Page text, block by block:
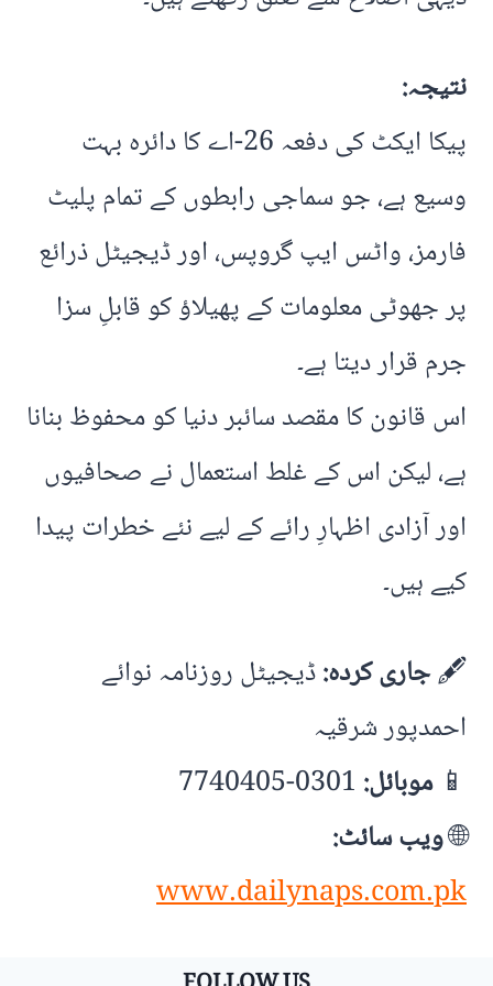
نتیجہ:
پیکا ایکٹ کی دفعہ 26-اے کا دائرہ بہت
وسیع ہے، جو سماجی رابطوں کے تمام پلیٹ
فارمز، واٹس ایپ گروپس، اور ڈیجیٹل ذرائع
پر جھوٹی معلومات کے پھیلاؤ کو قابلِ سزا
جرم قرار دیتا ہے۔
اس قانون کا مقصد سائبر دنیا کو محفوظ بنانا
ہے، لیکن اس کے غلط استعمال نے صحافیوں
اور آزادی اظہارِ رائے کے لیے نئے خطرات پیدا
کیے ہیں۔
🖋️جاری کردہ:ڈیجیٹل روزنامہ نوائے
احمدپور شرقیہ
📱موبائل:
🌐ویب سائٹ:
www.dailynaps.com.pk